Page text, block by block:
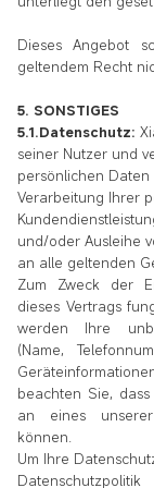
Dieses Angebot
geltendem Recht
5. SONSTIGES
5.1.Datenschutz:
seiner Nutzer und
persönlichen
Verarbeitung Ihrer
und/oder Ausleihe
an alle geltenden
Zum Zweck der
dieses Vertrags
werden Ihre
(Name,
beachten Sie,
an eines unserer
können.
Um Ihre